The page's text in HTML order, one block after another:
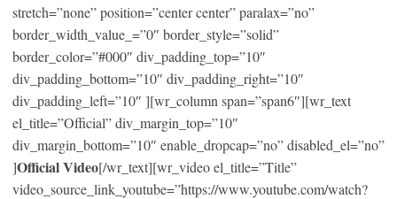
stretch=”none” position=”center center” paralax=”no”
border_width_value_=”0″ border_style=”solid”
border_color=”#000″ div_padding_top=”10″
div_padding_bottom=”10″ div_padding_right=”10″
div_padding_left=”10″ ][wr_column span=”span6″][wr_text
el_title=”Official” div_margin_top=”10″
div_margin_bottom=”10″ enable_dropcap=”no” disabled_el=”no”
]Official Video[/wr_text][wr_video el_title=”Title”
video_source_link_youtube=”https://www.youtube.com/watch?